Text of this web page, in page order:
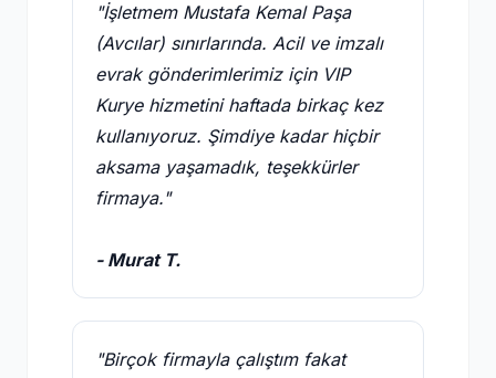
"İşletmem Mustafa Kemal Paşa
(Avcılar) sınırlarında. Acil ve imzalı
evrak gönderimlerimiz için VIP
Kurye hizmetini haftada birkaç kez
kullanıyoruz. Şimdiye kadar hiçbir
aksama yaşamadık, teşekkürler
firmaya."
- Murat T.
"Birçok firmayla çalıştım fakat